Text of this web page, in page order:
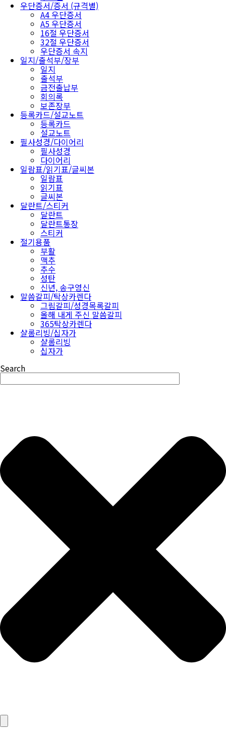
우단증서/증서 (규격별)
A4 우단증서
A5 우단증서
16절 우단증서
32절 우단증서
우단증서 속지
일지/출석부/장부
일지
출석부
금전출납부
회의록
보존장부
등록카드/설교노트
등록카드
설교노트
필사성경/다이어리
필사성경
다이어리
일람표/읽기표/글씨본
일람표
읽기표
글씨본
달란트/스티커
달란트
달란트통장
스티커
절기용품
부활
맥추
추수
성탄
신년, 송구영신
말씀갈피/탁상카렌다
그림갈피/성경목록갈피
올해 내게 주신 말씀갈피
365탁상카렌다
샬롬리빙/십자가
샬롬리빙
십자가
Search